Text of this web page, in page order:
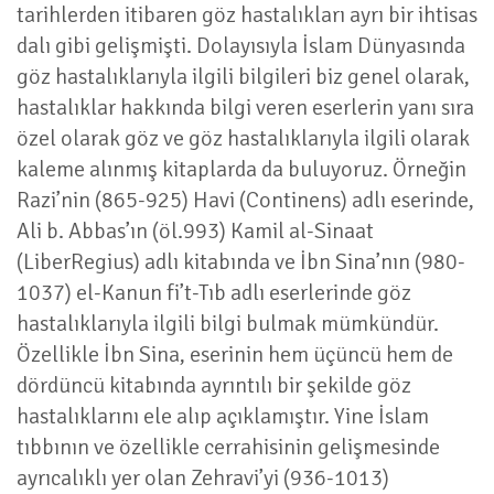
tarihlerden itibaren göz hastalıkları ayrı bir ihtisas
dalı gibi gelişmişti. Dolayısıyla İslam Dünyasında
göz hastalıklarıyla ilgili bilgileri biz genel olarak,
hastalıklar hakkında bilgi veren eserlerin yanı sıra
özel olarak göz ve göz hastalıklarıyla ilgili olarak
kaleme alınmış kitaplarda da buluyoruz. Örneğin
Razi’nin (865-925) Havi (Continens) adlı eserinde,
Ali b. Abbas’ın (öl.993) Kamil al-Sinaat
(LiberRegius) adlı kitabında ve İbn Sina’nın (980-
1037) el-Kanun fi’t-Tıb adlı eserlerinde göz
hastalıklarıyla ilgili bilgi bulmak mümkündür.
Özellikle İbn Sina, eserinin hem üçüncü hem de
dördüncü kitabında ayrıntılı bir şekilde göz
hastalıklarını ele alıp açıklamıştır. Yine İslam
tıbbının ve özellikle cerrahisinin gelişmesinde
ayrıcalıklı yer olan Zehravi’yi (936-1013)